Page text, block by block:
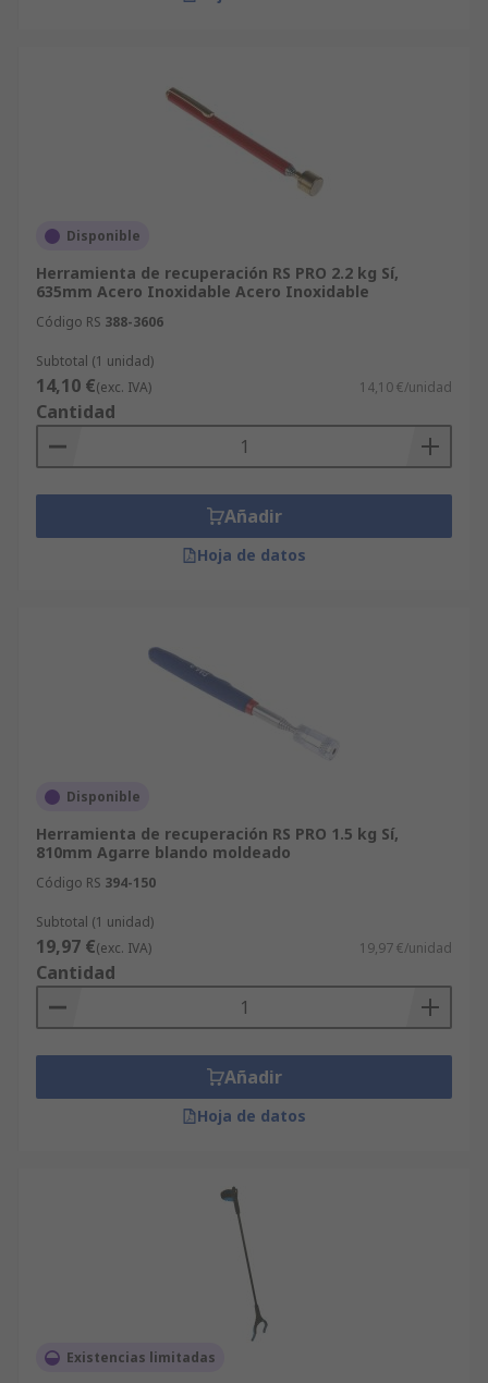
Disponible
Herramienta de recuperación RS PRO 2.2 kg Sí,
635mm Acero Inoxidable Acero Inoxidable
Código RS 388-3606
Subtotal (1 unidad)
14,10 €(exc. IVA) 14,10 €/unidad
Cantidad
Añadir
Hoja de datos
Disponible
Herramienta de recuperación RS PRO 1.5 kg Sí,
810mm Agarre blando moldeado
Código RS 394-150
Subtotal (1 unidad)
19,97 €(exc. IVA) 19,97 €/unidad
Cantidad
Añadir
Hoja de datos
Existencias limitadas